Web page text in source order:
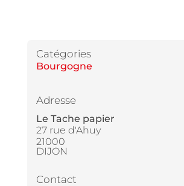
Catégories
Bourgogne
Adresse
Le Tache papier
27 rue d'Ahuy
21000
DIJON
Contact